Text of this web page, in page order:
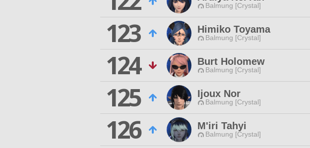
Balmung [Crystal]
123
Himiko Toyama
Balmung [Crystal]
124
Burt Holomew
Balmung [Crystal]
125
Ijoux Nor
Balmung [Crystal]
126
M'iri Tahyi
Balmung [Crystal]